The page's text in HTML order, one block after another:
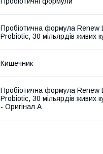
Пробіотична формула Renew
Probiotic, 30 мільярдів живих
Кишечник
Пробіотична формула Renew
Probiotic, 30 мільярдів живих
- Оригінал A